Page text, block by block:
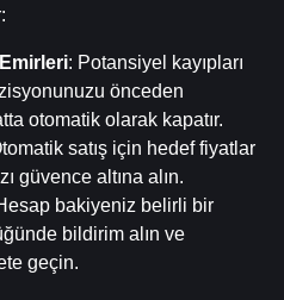
: Potansiyel kayıpları
önceden
otomatik olarak kapatır.
satış için hedef fiyatlar
güvence altına alın.
bakiyeniz belirli bir
bildirim alın ve
geçin.